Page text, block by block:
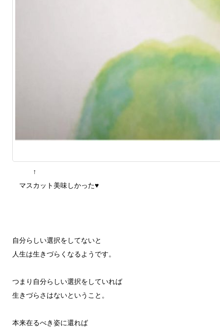
↑
マスカット美味しかった♥
自分らしい選択をしてないと
人生は生きづらくなるようです。
つまり自分らしい選択をしていれば
生きづらさはないということ。
本来在るべき姿に還れば